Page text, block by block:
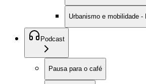
Urbanismo e mobilidade -
Podcast
Pausa para o café